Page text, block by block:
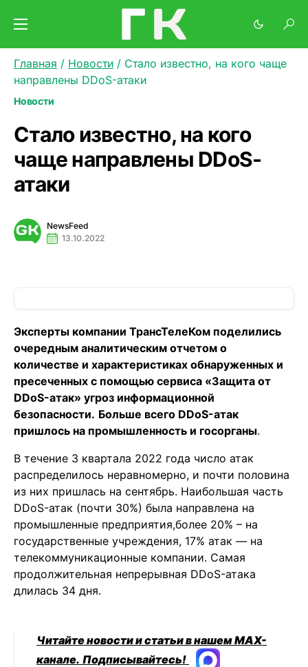
Главная / Новости / Стало известно, на кого чаще
направлены DDoS-атаки
Новости
Стало известно, на кого
чаще направлены DDoS-
атаки
NewsFeed
13.10.2022
Эксперты компании ТрансТелеКом поделились
очередным аналитическим отчетом о
количестве и характеристиках обнаруженных и
пресеченных с помощью сервиса «Защита от
DDoS-атак» угроз информационной
безопасности. Больше всего DDoS-атак
пришлось на промышленность и госорганы.
В течение 3 квартала 2022 года число атак
распределилось неравномерно, и почти половина
из них пришлась на сентябрь. Наибольшая часть
DDoS-атак (почти 30%) была направлена на
промышленные предприятия,более 20% – на
государственные учреждения, 17% атак — на
телекоммуникационные компании. Самая
продолжительная непрерывная DDoS-атака
длилась 34 дня.
Читайте новости и статьи в нашем MAX-
канале. Подписывайтесь!